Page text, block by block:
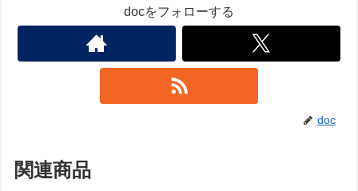
docをフォローする
doc
関連商品